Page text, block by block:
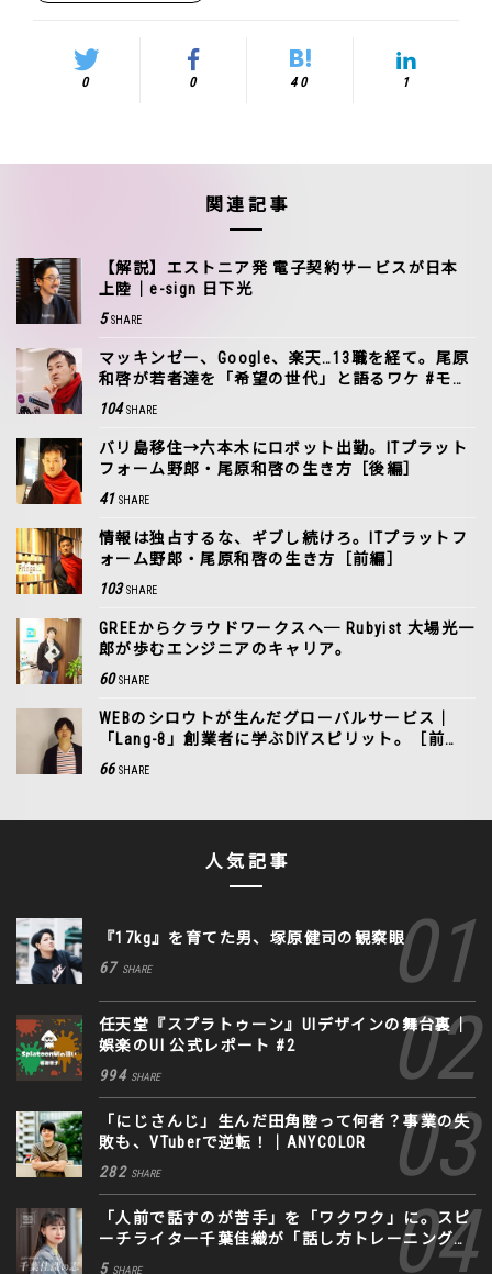
0 0 40 1
関連記事
【解説】エストニア発 電子契約サービスが日本
上陸｜e-sign 日下光
5 SHARE
マッキンゼー、Google、楽天…13職を経て。尾原
和啓が若者達を「希望の世代」と語るワケ #モチ
革
104 SHARE
バリ島移住→六本木にロボット出勤。ITプラット
フォーム野郎・尾原和啓の生き方［後編］
41 SHARE
情報は独占するな、ギブし続けろ。ITプラットフ
ォーム野郎・尾原和啓の生き方［前編］
103 SHARE
GREEからクラウドワークスへ─ Rubyist 大場光一
郎が歩むエンジニアのキャリア。
60 SHARE
WEBのシロウトが生んだグローバルサービス｜
「Lang-8」創業者に学ぶDIYスピリット。［前
編］
66 SHARE
人気記事
『17kg』を育てた男、塚原健司の観察眼
67 SHARE
任天堂『スプラトゥーン』UIデザインの舞台裏｜
娯楽のUI 公式レポート #2
994 SHARE
「にじさんじ」生んだ田角陸って何者？事業の失
敗も、VTuberで逆転！｜ANYCOLOR
282 SHARE
「人前で話すのが苦手」を「ワクワク」に。スピ
ーチライター千葉佳織が「話し方トレーニング」
に込めた思い
5 SHARE